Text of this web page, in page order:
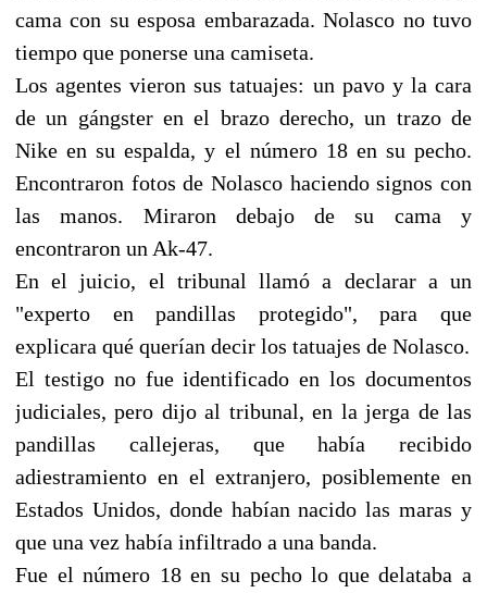
cama con su esposa embarazada. Nolasco no tuvo
tiempo que ponerse una camiseta.
Los agentes vieron sus tatuajes: un pavo y la cara
de un gángster en el brazo derecho, un trazo de
Nike en su espalda, y el número 18 en su pecho.
Encontraron fotos de Nolasco haciendo signos con
las manos. Miraron debajo de su cama y
encontraron un Ak-47.
En el juicio, el tribunal llamó a declarar a un
"experto en pandillas protegido", para que
explicara qué querían decir los tatuajes de Nolasco.
El testigo no fue identificado en los documentos
judiciales, pero dijo al tribunal, en la jerga de las
pandillas callejeras, que había recibido
adiestramiento en el extranjero, posiblemente en
Estados Unidos, donde habían nacido las maras y
que una vez había infiltrado a una banda.
Fue el número 18 en su pecho lo que delataba a